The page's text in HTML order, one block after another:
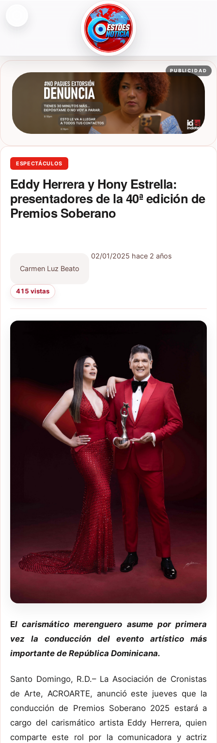
ESTOESNOTICIA|NOTICIAS
PUBLICIDAD
ESPECTÁCULOS
Eddy Herrera y Hony Estrella:
presentadores de la 40ª edición de
Premios Soberano
Carmen Luz Beato
02/01/2025 hace 2 años
415 vistas
El carismático merenguero asume por primera
vez la conducción del evento artístico más
importante de República Dominicana.
Santo Domingo, R.D.– La Asociación de Cronistas
de Arte, ACROARTE, anunció este jueves que la
conducción de Premios Soberano 2025 estará a
cargo del carismático artista Eddy Herrera, quien
comparte este rol por la comunicadora y actriz